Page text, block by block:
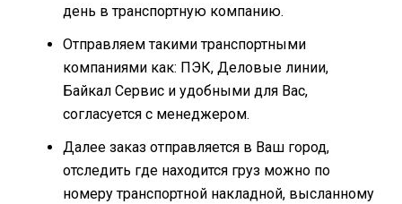
день в транспортную компанию.
Отправляем такими транспортными
компаниями как: ПЭК, Деловые линии,
Байкал Сервис и удобными для Вас,
согласуется с менеджером.
Далее заказ отправляется в Ваш город,
отследить где находится груз можно по
номеру транспортной накладной, высланному